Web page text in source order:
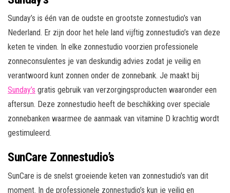
Sunday’s is één van de oudste en grootste zonnestudio’s van
Nederland. Er zijn door het hele land vijftig zonnestudio’s van deze
keten te vinden. In elke zonnestudio voorzien professionele
zonneconsulentes je van deskundig advies zodat je veilig en
verantwoord kunt zonnen onder de zonnebank. Je maakt bij
Sunday’s gratis gebruik van verzorgingsproducten waaronder een
aftersun. Deze zonnestudio heeft de beschikking over speciale
zonnebanken waarmee de aanmaak van vitamine D krachtig wordt
gestimuleerd.
SunCare Zonnestudio’s
SunCare is de snelst groeiende keten van zonnestudio’s van dit
moment. In de professionele zonnestudio’s kun je veilig en